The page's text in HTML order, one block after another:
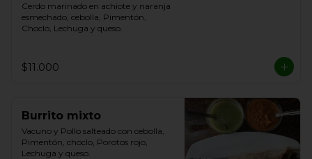
Cerdo marinado en achiote y naranja
esmechado, cebolla, Pimentón,
Choclo, Lechuga y queso.
$11.000
Burrito mixto
Vacuno y Pollo salteado con cebolla,
Pimentón, choclo, Porotos rojo,
Lechuga y queso.